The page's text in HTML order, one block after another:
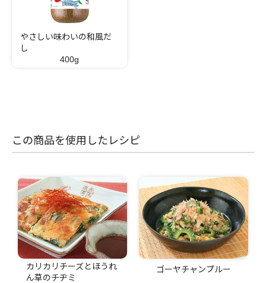
やさしい味わいの和風だ
し
400g
この商品を使用したレシピ
カリカリチーズとほうれ
ん草のチヂミ
ゴーヤチャンプルー